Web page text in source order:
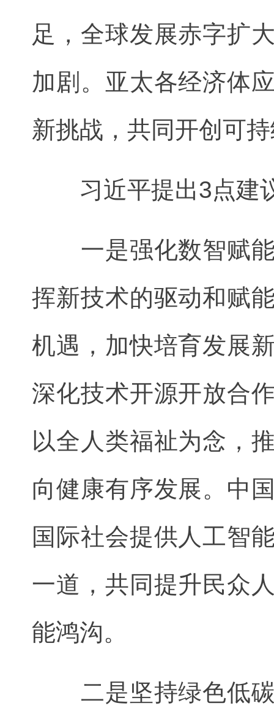
足，全球发展赤字扩
加剧。亚太各经济体
新挑战，共同开创可
习近平提出3点建
一是强化数智赋能
挥新技术的驱动和赋
机遇，加快培育发展
深化技术开源开放合
以全人类福祉为念，
向健康有序发展。中
国际社会提供人工智
一道，共同提升民众
能鸿沟。
二是坚持绿色低碳